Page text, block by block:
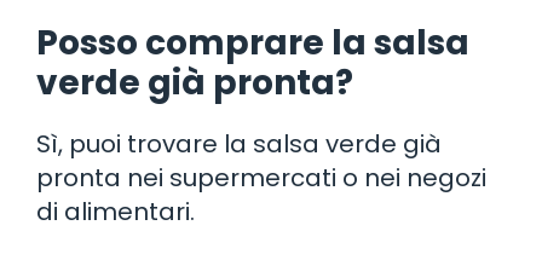
Posso comprare la salsa
verde già pronta?
Sì, puoi trovare la salsa verde già
pronta nei supermercati o nei negozi
di alimentari.